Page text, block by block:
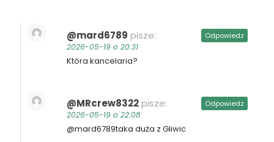
@mard6789 pisze:
2026-05-19 o 20:31
Która kancelaria?
Odpowiedz
@MRcrew8322pisze:
2026-05-19 o 22:08
​@mard6789taka duża z Gliwic
Odpowiedz